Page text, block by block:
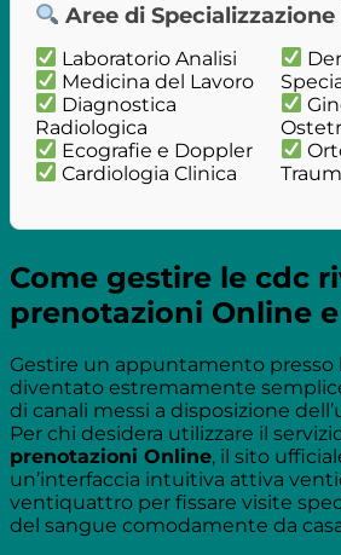
Aree di
Laboratorio Analisi
Medicina del Lavoro
Diagnostica
Radiologica
Ecografie e Doppler
Cardiologia Clinica
Come gestire le cdc
prenotazioni Online
Gestire un appuntamento presso
diventato estremamente
di canali messi a disposizione
Per chi desidera utilizzare il
prenotazioni Online, il sito
un’interfaccia intuitiva attiva
ventiquattro per fissare visite
del sangue comodamente da